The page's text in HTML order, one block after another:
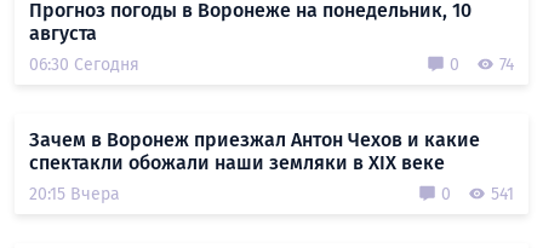
Прогноз погоды в Воронеже на понедельник, 10
августа
06:30 Сегодня 0 74
Зачем в Воронеж приезжал Антон Чехов и какие
спектакли обожали наши земляки в XIX веке
20:15 Вчера 0 541